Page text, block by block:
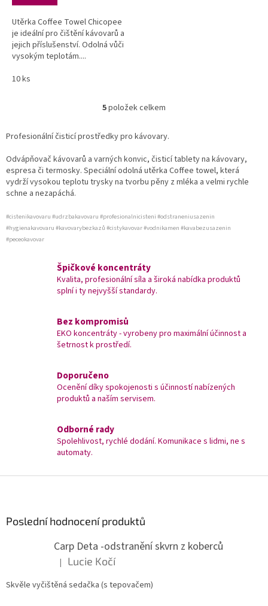
Utěrka Coffee Towel Chicopee
je ideální pro čištění kávovarů a
jejich příslušenství. Odolná vůči
vysokým teplotám....
10 ks
O
l
d
a
c
r
v
ý
p
i
5položek celkem
Profesionální čisticí prostředky pro kávovary.
Odvápňovač kávovarů a varných konvic, čisticí tablety na kávovary,
espresa či termosky. Speciální odolná utěrka Coffee towel, která
vydrží vysokou teplotu trysky na tvorbu pěny z mléka a velmi rychle
schne a nezapáchá.
#cistenikavovaru #udrzbakavovaru #profesionalnicisteni #odstraneniusazenin
#hygienakavovaru #kavovarybezkazů #cistykavovar #vodnikamen #kavabezusazenin
#peceokavovar
Špičkové koncentráty
Kvalita, profesionální síla a široká nabídka produktů
splní i ty nejvyšší standardy.
Bez kompromisů
EKO koncentráty - vyrobeny pro maximální účinnost a
šetrnost k prostředí.
Doporučeno
Ocenění díky spokojenosti s účinností nabízených
produktů a naším servisem.
Odborné rady
Spolehlivost, rychlé dodání. Komunikace s lidmi, ne s
automaty.
Poslední hodnocení produktů
Carp Deta -odstranění skvrn z koberců
Hodnocení produktu je 5 z 5 hvězdiček.
| Lucie Kočí
Skvěle vyčištěná sedačka (s tepovačem)